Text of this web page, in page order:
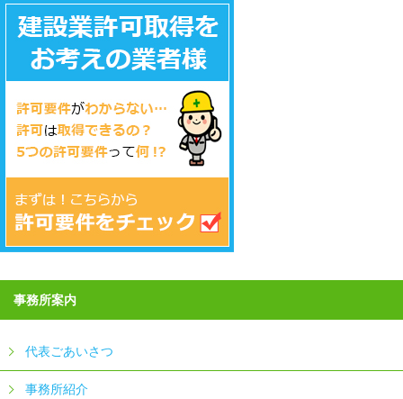
事務所案内
代表ごあいさつ
事務所紹介